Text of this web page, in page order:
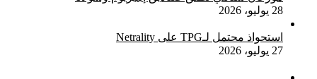
28 يوليو، 2026
استحواذ محتمل لـTPG على Netrality
27 يوليو، 2026